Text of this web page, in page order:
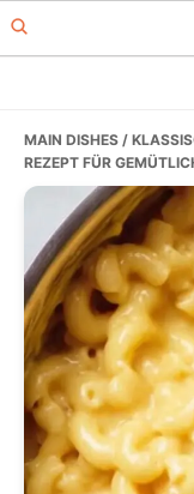
Skip
to
Skip
to
Skip
to
MAIN DISHES /
REZEPT FÜR